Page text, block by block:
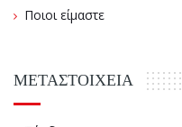
Ποιοι είμαστε
ΜΕΤΑΣΤΟΙΧΕΊΑ